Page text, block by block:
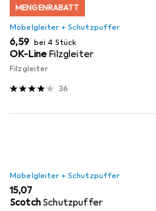
MENGENRABATT
Möbelgleiter + Schutzpuffer
EUR
6,59 bei 4 Stück
OK-Line Filzgleiter
Filzgleiter
36
Möbelgleiter + Schutzpuffer
EUR
15,07
Scotch Schutzpuffer